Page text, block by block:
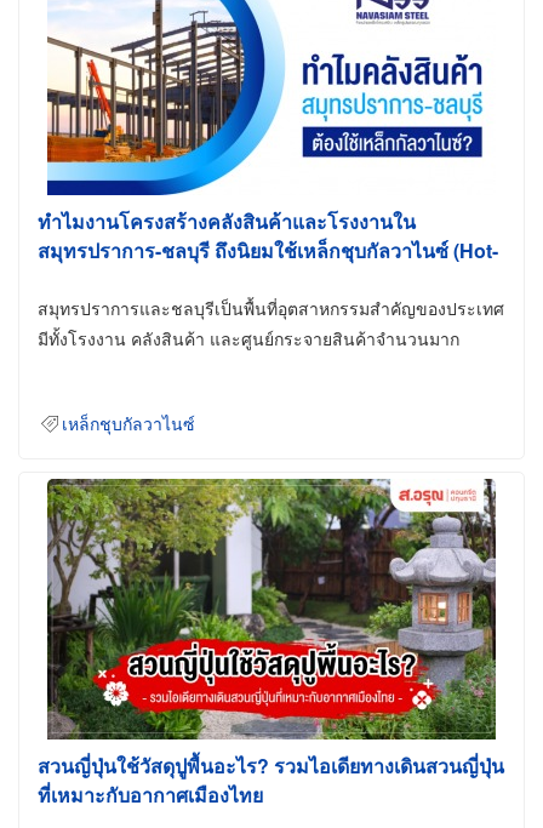
ทำไมงานโครงสร้างคลังสินค้าและโรงงานใน
สมุทรปราการ-ชลบุรี ถึงนิยมใช้เหล็กชุบกัลวาไนซ์ (Hot-
สมุทรปราการและชลบุรีเป็นพื้นที่อุตสาหกรรมสำคัญของประเทศ
มีทั้งโรงงาน คลังสินค้า และศูนย์กระจายสินค้าจำนวนมาก
เหล็กชุบกัลวาไนซ์
สวนญี่ปุ่นใช้วัสดุปูพื้นอะไร? รวมไอเดียทางเดินสวนญี่ปุ่น
ที่เหมาะกับอากาศเมืองไทย